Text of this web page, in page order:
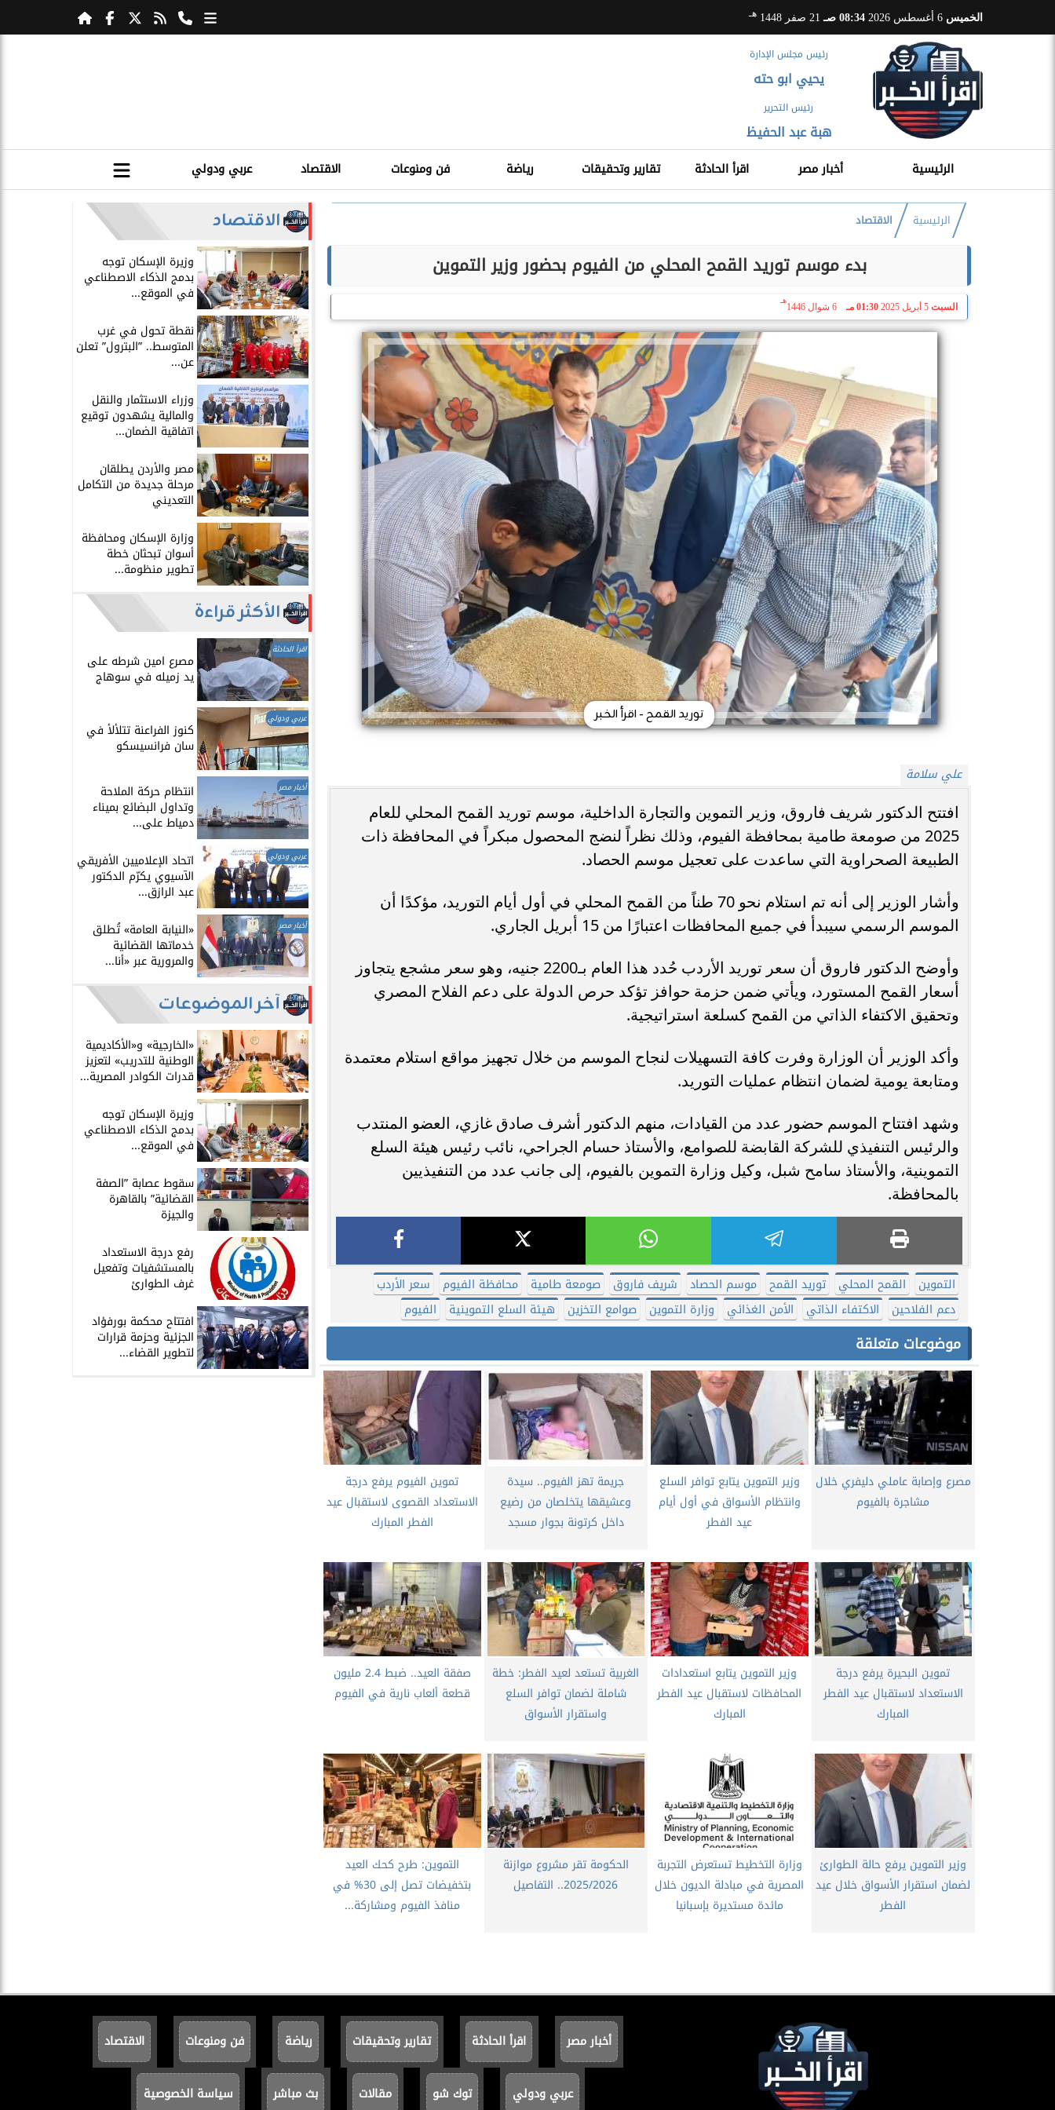
الخميس 08:34 صـ 21 صفر 1448 هـ
رئيس مجلس الإدارة
يحيي ابو حته
رئيس التحرير
هبة عبد الحفيظ
الرئيسية أخبار مصر اقرأ الحادثة تقارير وتحقيقات رياضة فن ومنوعات الاقتصاد عربي ودولي
الرئيسية الاقتصاد
بدء موسم توريد القمح المحلي من الفيوم بحضور وزير التموين
السبت 5 أبريل 2025 01:30 مـ 6 شوال 1446
هـ
توريد القمح - اقرأ الخبر
علي سلامة
افتتح الدكتور شريف فاروق، وزير التموين والتجارة الداخلية، موسم توريد القمح المحلي للعام
2025 من صومعة طامية بمحافظة الفيوم، وذلك نظراً لنضج المحصول مبكراً في المحافظة ذات
الطبيعة الصحراوية التي ساعدت على تعجيل موسم الحصاد.
وأشار الوزير إلى أنه تم استلام نحو 70 طناً من القمح المحلي في أول أيام التوريد، مؤكدًا أن
الموسم الرسمي سيبدأ في جميع المحافظات اعتبارًا من 15 أبريل الجاري.
وأوضح الدكتور فاروق أن سعر توريد الأردب حُدد هذا العام بـ2200 جنيه، وهو سعر مشجع يتجاوز
أسعار القمح المستورد، ويأتي ضمن حزمة حوافز تؤكد حرص الدولة على دعم الفلاح المصري
وتحقيق الاكتفاء الذاتي من القمح كسلعة استراتيجية.
وأكد الوزير أن الوزارة وفرت كافة التسهيلات لنجاح الموسم من خلال تجهيز مواقع استلام معتمدة
ومتابعة يومية لضمان انتظام عمليات التوريد.
وشهد افتتاح الموسم حضور عدد من القيادات، منهم الدكتور أشرف صادق غازي، العضو المنتدب
والرئيس التنفيذي للشركة القابضة للصوامع، والأستاذ حسام الجراحي، نائب رئيس هيئة السلع
التموينية، والأستاذ سامح شبل، وكيل وزارة التموين بالفيوم، إلى جانب عدد من التنفيذيين
بالمحافظة.
التموين القمح المحلي توريد القمح موسم الحصاد شريف فاروق صومعة طامية محافظة الفيوم
سعر الأردب
دعم الفلاحين
الاكتفاء الذاتي الأمن الغذائي وزارة التموين صوامع التخزين هيئة السلع التموينية الفيوم
موضوعات متعلقة
مصرع وإصابة عاملي دليفري خلال
مشاجرة بالفيوم
وزير التموين يتابع توافر السلع
وانتظام الأسواق في أول أيام
عيد الفطر
جريمة تهز الفيوم.. سيدة
وعشيقها يتخلصان من رضيع
داخل كرتونة بجوار مسجد
تموين الفيوم يرفع درجة
الاستعداد القصوى لاستقبال عيد
الفطر المبارك
تموين البحيرة يرفع درجة
الاستعداد لاستقبال عيد الفطر
المبارك
وزير التموين يتابع استعدادات
المحافظات لاستقبال عيد الفطر
المبارك
الغربية تستعد لعيد الفطر: خطة
شاملة لضمان توافر السلع
واستقرار الأسواق
صفقة العيد.. ضبط 2.4 مليون
قطعة ألعاب نارية في الفيوم
وزير التموين يرفع حالة الطوارئ
لضمان استقرار الأسواق خلال عيد
الفطر
وزارة التخطيط تستعرض التجربة
المصرية في مبادلة الديون خلال
مائدة مستديرة بإسبانيا
الحكومة تقر مشروع موازنة
2025/2026.. التفاصيل
التموين: طرح كحك العيد
بتخفيضات تصل إلى 30% في
منافذ الفيوم ومشاركة...
الاقتصاد
​وزيرة الإسكان توجه
بدمج الذكاء الاصطناعي
في الموقع...
​نقطة تحول في غرب
المتوسط.. ”البترول” تعلن
عن...
​وزراء الاستثمار والنقل
والمالية يشهدون توقيع
اتفاقية الضمان...
​مصر والأردن يطلقان
مرحلة جديدة من التكامل
التعديني
وزارة الإسكان ومحافظة
أسوان تبحثان خطة
تطوير منظومة...
الأكثر قراءة
اقرأ الحادثة
مصرع امين شرطه على
يد زميله في سوهاج
عربي ودولي
​كنوز الفراعنة تتلألأ في
سان فرانسيسكو
أخبار مصر انتظام حركة الملاحة
وتداول البضائع بميناء
دمياط على...
عربي ودولي اتحاد الإعلاميين الأفريقي
الآسيوي يكرّم الدكتور
عبد الرازق...
أخبار مصر ​«النيابة العامة» تُطلق
خدماتها القضائية
والمرورية عبر «أنا...
آخر الموضوعات
​«الخارجية» و«الأكاديمية
الوطنية للتدريب» لتعزيز
قدرات الكوادر المصرية...
​وزيرة الإسكان توجه
بدمج الذكاء الاصطناعي
في الموقع...
سقوط عصابة ”الصفة
القضائية” بالقاهرة
والجيزة
​رفع درجة الاستعداد
بالمستشفيات وتفعيل
غرف الطوارئ
افتتاح محكمة بورفؤاد
الجزئية وحزمة قرارات
لتطوير القضاء...
أخبار مصر اقرأ الحادثة تقارير وتحقيقات رياضة فن ومنوعات الاقتصاد
عربي ودولي توك شو مقالات بث مباشر سياسة الخصوصية